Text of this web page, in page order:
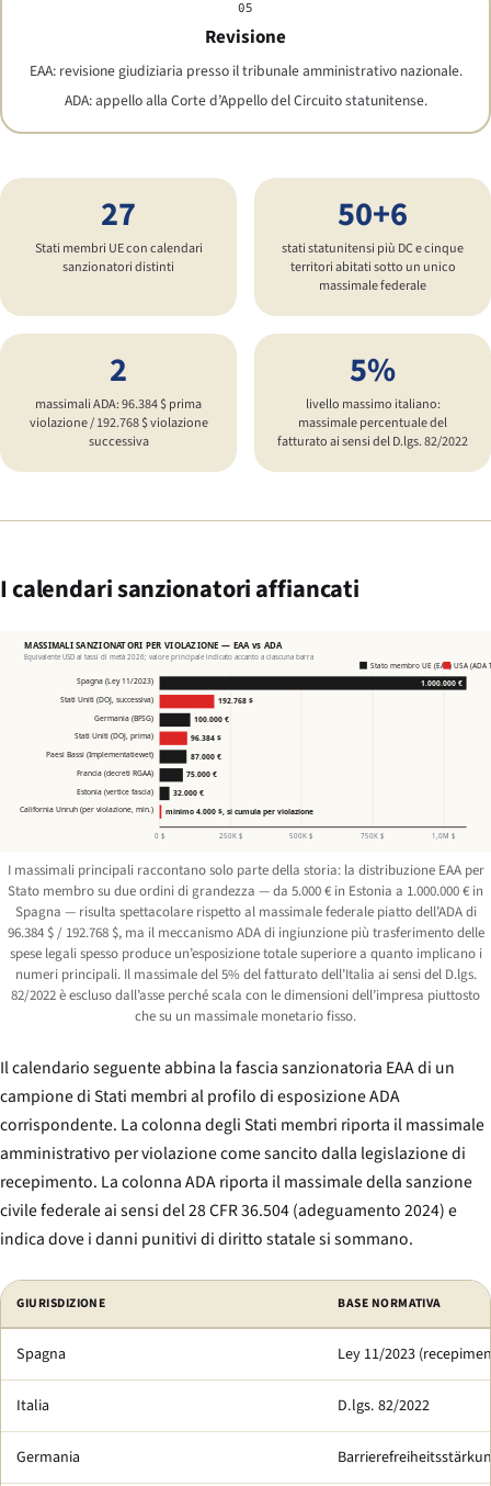
05
Revisione
EAA: revisione giudiziaria presso il tribunale amministrativo nazionale.
ADA: appello alla Corte d’Appello del Circuito statunitense.
27
Stati membri UE con calendari
sanzionatori distinti
50+6
stati statunitensi più DC e cinque
territori abitati sotto un unico
massimale federale
2
massimali ADA: 96.384 $ prima
violazione / 192.768 $ violazione
successiva
5%
livello massimo italiano:
massimale percentuale del
fatturato ai sensi del D.lgs. 82/2022
I calendari sanzionatori affiancati
MASSIMALI SANZIONATORI PER VIOLAZIONE — EAA vs ADA
Equivalente USD ai tassi di metà 2026; valore principale indicato accanto a ciascuna barra
0 $ 250K $ 500K $ 750K $ 1,0M $
Spagna (Ley 11/2023) 1.000.000 €
Stati Uniti (DOJ, successiva)
192.768 $
Germania (BFSG)
100.000 €
Stati Uniti (DOJ, prima)
96.384 $
Paesi Bassi (Implementatiewet)
87.000 €
Francia (decreti RGAA)
75.000 €
Estonia (vertice fascia)
32.000 €
California Unruh (per violazione, min.) minimo 4.000 $, si cumula per violazione
Stato membro UE (EAA) USA (ADA
I massimali principali raccontano solo parte della storia: la distribuzione EAA per
Stato membro su due ordini di grandezza — da 5.000 € in Estonia a 1.000.000 € in
Spagna — risulta spettacolare rispetto al massimale federale piatto dell’ADA di
96.384 $ / 192.768 $, ma il meccanismo ADA di ingiunzione più trasferimento delle
spese legali spesso produce un’esposizione totale superiore a quanto implicano i
numeri principali. Il massimale del 5% del fatturato dell’Italia ai sensi del D.lgs.
82/2022 è escluso dall’asse perché scala con le dimensioni dell’impresa piuttosto
che su un massimale monetario fisso.
Il calendario seguente abbina la fascia sanzionatoria EAA di un
campione di Stati membri al profilo di esposizione ADA
corrispondente. La colonna degli Stati membri riporta il massimale
amministrativo per violazione come sancito dalla legislazione di
recepimento. La colonna ADA riporta il massimale della sanzione
civile federale ai sensi del 28 CFR 36.504 (adeguamento 2024) e
indica dove i danni punitivi di diritto statale si sommano.
Confronto dei massimali sanzionatori per l’accessibilità per violazione:
GIURISDIZIONE BASE NORMATIVA
Spagna Ley 11/2023
Italia D.lgs. 82/2022
Germania